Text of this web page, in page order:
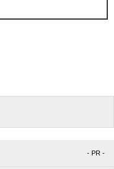
- PR -